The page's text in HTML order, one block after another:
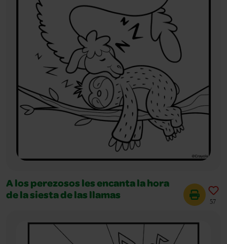
A los perezosos les encanta la hora
de la siesta de las llamas
57